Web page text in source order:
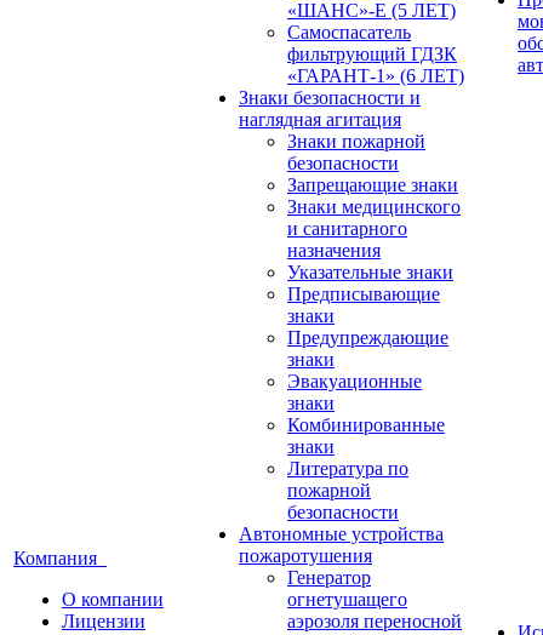
Компания
О компании
Лицензии
«ШАНС»-Е (5 ЛЕТ)
Самоспасатель
фильтрующий ГДЗК
«ГАРАНТ-1» (6 ЛЕТ)
Знаки безопасности и
наглядная агитация
Знаки пожарной
безопасности
Запрещающие знаки
Знаки медицинского
и санитарного
назначения
Указательные знаки
Предписывающие
знаки
Предупреждающие
знаки
Эвакуационные
знаки
Комбинированные
знаки
Литература по
пожарной
безопасности
Автономные устройства
пожаротушения
Генератор
огнетушащего
аэрозоля переносной